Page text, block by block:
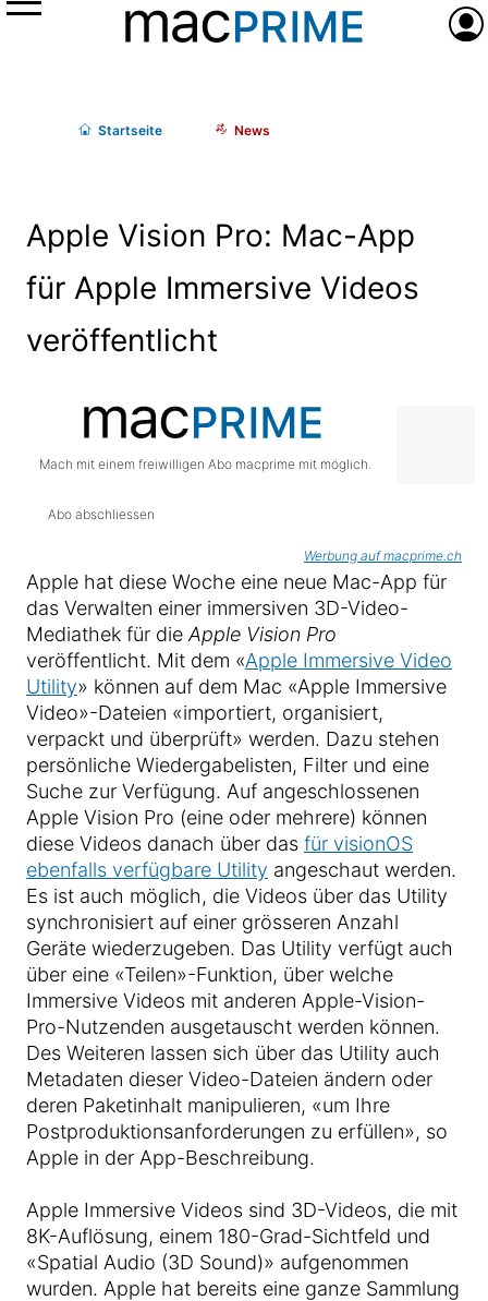
Menü
Startseite News
Apple Vision Pro: Mac-App
für Apple Immersive Videos
veröffentlicht
Mach mit einem freiwilligen Abo macprime mit möglich.
Abo abschliessen
Werbung auf macprime.ch
Apple hat diese Woche eine neue Mac-App für
das Verwalten einer immersiven 3D-Video-
Mediathek für die Apple Vision Pro
veröffentlicht. Mit dem «Apple Immersive Video
Utility» können auf dem Mac «Apple Immersive
Video»-Dateien «importiert, organisiert,
verpackt und überprüft» werden. Dazu stehen
persönliche Wiedergabelisten, Filter und eine
Suche zur Verfügung. Auf angeschlossenen
Apple Vision Pro (eine oder mehrere) können
diese Videos danach über das für visionOS
ebenfalls verfügbare Utility angeschaut werden.
Es ist auch möglich, die Videos über das Utility
synchronisiert auf einer grösseren Anzahl
Geräte wiederzugeben. Das Utility verfügt auch
über eine «Teilen»-Funktion, über welche
Immersive Videos mit anderen Apple-Vision-
Pro-Nutzenden ausgetauscht werden können.
Des Weiteren lassen sich über das Utility auch
Metadaten dieser Video-Dateien ändern oder
deren Paketinhalt manipulieren, «um Ihre
Postproduktionsanforderungen zu erfüllen», so
Apple in der App-Beschreibung.
Apple Immersive Videos sind 3D-Videos, die mit
8K-Auflösung, einem 180-Grad-Sichtfeld und
«Spatial Audio (3D Sound)» aufgenommen
wurden. Apple hat bereits eine ganze Sammlung